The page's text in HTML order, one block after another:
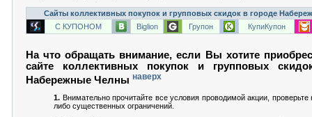
Сайты коллективных покупок и групповых скидок в городе
С КУПОНОМ
Biglion Групон КупиКупон
На что обращать внимание, если Вы хотите
сайте коллективных покупок и групповых
Набережные Челны наверх
1. Внимательно прочитайте все условия проводимой акции, проверьте
либо существенных ограничений.